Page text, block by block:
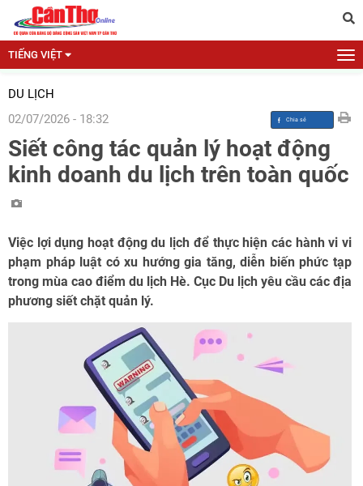
TIẾNG VIỆT
DU LỊCH
02/07/2026 - 18:32
Siết công tác quản lý hoạt động
kinh doanh du lịch trên toàn quốc
Việc lợi dụng hoạt động du lịch để thực hiện các hành vi vi
phạm pháp luật có xu hướng gia tăng, diễn biến phức tạp
trong mùa cao điểm du lịch Hè. Cục Du lịch yêu cầu các địa
phương siết chặt quản lý.